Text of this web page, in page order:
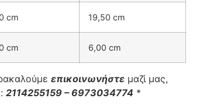
cm 19,50 cm
cm 6,00 cm
επικοινωνήστε μαζί μας,
2114255159 – 6973034774 *